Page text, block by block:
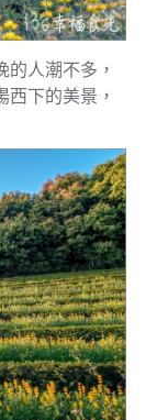
人潮不多，
下的美景，